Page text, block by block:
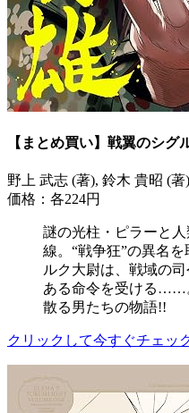
【まとめ買い】戦翼のシグ
野上 武志 (著), 鈴木 貴昭 (
価格：各224円
謎の光柱・ピラーと
線。“戦争狂”の異名
ルク大尉は、戦域の
ある命令を受ける……
散る男たちの物語!!
クリックして今すぐチェッ